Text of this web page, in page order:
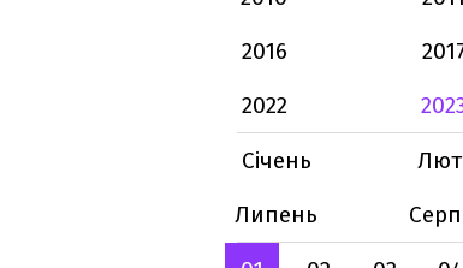
2016
2022
Січень
Липень